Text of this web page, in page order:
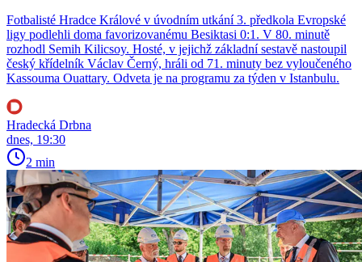
Fotbalisté Hradce Králové v úvodním utkání 3. předkola Evropské
ligy podlehli doma favorizovanému Besiktasi 0:1. V 80. minutě
rozhodl Semih Kilicsoy. Hosté, v jejichž základní sestavě nastoupil
český křídelník Václav Černý, hráli od 71. minuty bez vyloučeného
Kassouma Ouattary. Odveta je na programu za týden v Istanbulu.
Hradecká Drbna
dnes, 19:30
2 min